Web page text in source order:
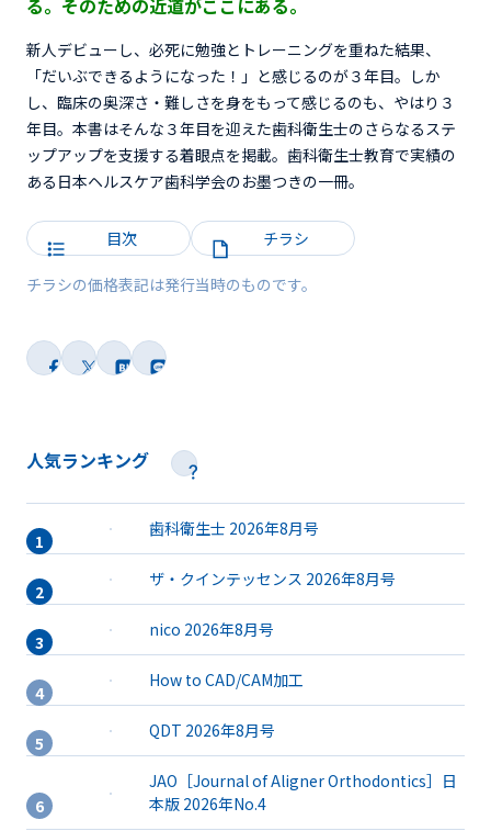
る。そのための近道がここにある。
新人デビューし、必死に勉強とトレーニングを重ねた結果、
「だいぶできるようになった！」と感じるのが３年目。しか
し、臨床の奥深さ・難しさを身をもって感じるのも、やはり３
年目。本書はそんな３年目を迎えた歯科衛生士のさらなるステ
ップアップを支援する着眼点を掲載。歯科衛生士教育で実績の
ある日本ヘルスケア歯科学会のお墨つきの一冊。
目次 チラシ
チラシの価格表記は発行当時のものです。
人気ランキング
歯科衛生士 2026年8月号
ザ・クインテッセンス 2026年8月号
nico 2026年8月号
How to CAD/CAM加工
QDT 2026年8月号
JAO［Journal of Aligner Orthodontics］日
本版 2026年No.4